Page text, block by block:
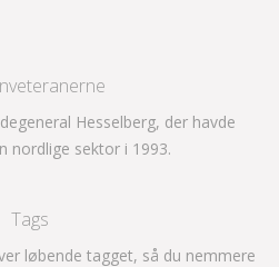
Hesselberg, der havde
nordlige sektor i 1993.
Tags
løbende tagget, så du nemmere